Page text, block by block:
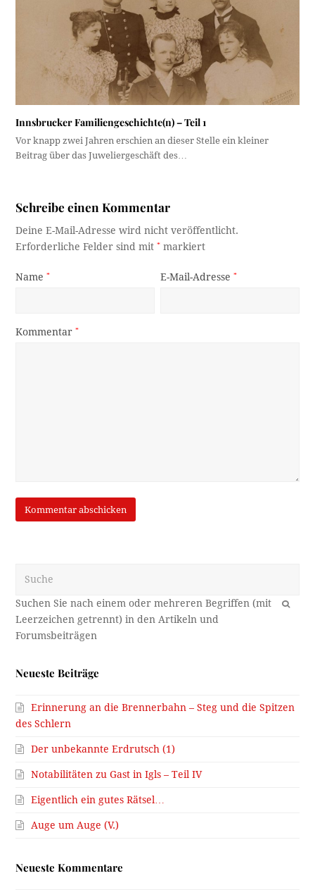
Innsbrucker Familiengeschichte(n) – Teil 1
Vor knapp zwei Jahren erschien an dieser Stelle ein kleiner
Beitrag über das Juweliergeschäft des…
Schreibe einen Kommentar
Deine E-Mail-Adresse wird nicht veröffentlicht.
Erforderliche Felder sind mit* markiert
Name* E-Mail-Adresse*
Kommentar*
OK
Neueste Beiträge
Erinnerung an die Brennerbahn – Steg und die Spitzen
des Schlern
Der unbekannte Erdrutsch (1)
Notabilitäten zu Gast in Igls – Teil IV
Eigentlich ein gutes Rätsel…
Auge um Auge (V.)
Neueste Kommentare